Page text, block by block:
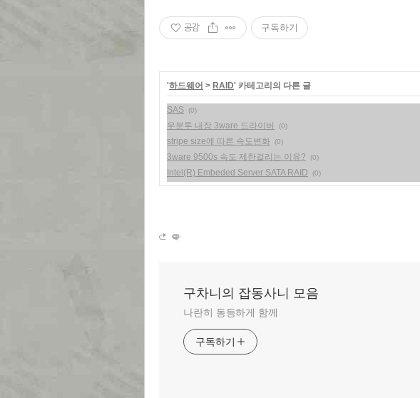
공감 구독하기
'하드웨어 > RAID' 카테고리의 다른 글
SAS (0)
우분투 내장 3ware 드라이버 (0)
stripe size에 따른 속도변화 (0)
3ware 9500s 속도 제한걸리는 이유? (0)
Intel(R) Embeded Server SATA RAID (0)
구차니의 잡동사니 모음
나란히 동등하게 함께
구독하기